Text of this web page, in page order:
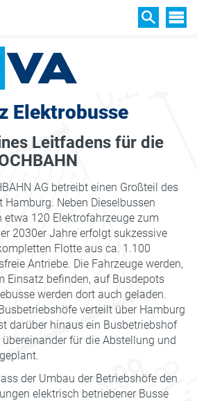
Elektrobusse
Leitfadens für die
AG betreibt einen Großteil des
Hamburg. Neben Dieselbussen
120 Elektrofahrzeuge zum
2030er Jahre erfolgt sukzessive
Flotte aus ca. 1.100
Antriebe. Die Fahrzeuge werden,
Einsatz befinden, auf Busdepots
werden dort auch geladen.
verteilt über Hamburg
darüber hinaus ein Busbetriebshof
für die Abstellung und
der Umbau der Betriebshöfe den
elektrisch betriebener Busse